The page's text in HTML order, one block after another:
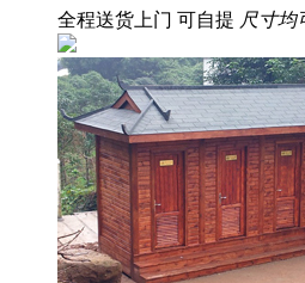
全程送货上门 可自提 尺寸均